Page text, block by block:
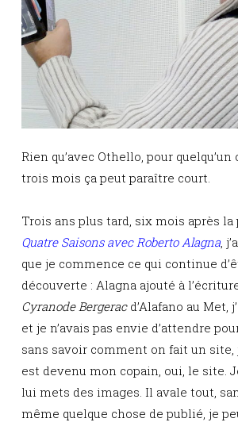
Rien qu’avec Othello, pour
trois mois ça peut paraître court.
Trois ans plus tard, six mois après
Quatre Saisons avec Roberto Alagna,
que je commence ce qui continue
découverte : Alagna ajouté à
Cyranode Bergerac d’Alafano au Met,
et je n’avais pas envie d’attendre
sans savoir comment on fait un site,
est devenu mon copain, oui, le site.
lui mets des images. Il avale tout,
même quelque chose de publié, je